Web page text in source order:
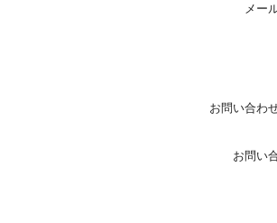
メー
お問い合わ
お問い